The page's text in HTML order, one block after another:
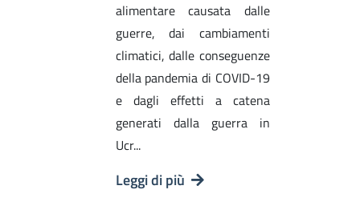
alimentare causata dalle
guerre, dai cambiamenti
climatici, dalle conseguenze
della pandemia di COVID-19
e dagli effetti a catena
generati dalla guerra in
Ucr...
Leggi di più